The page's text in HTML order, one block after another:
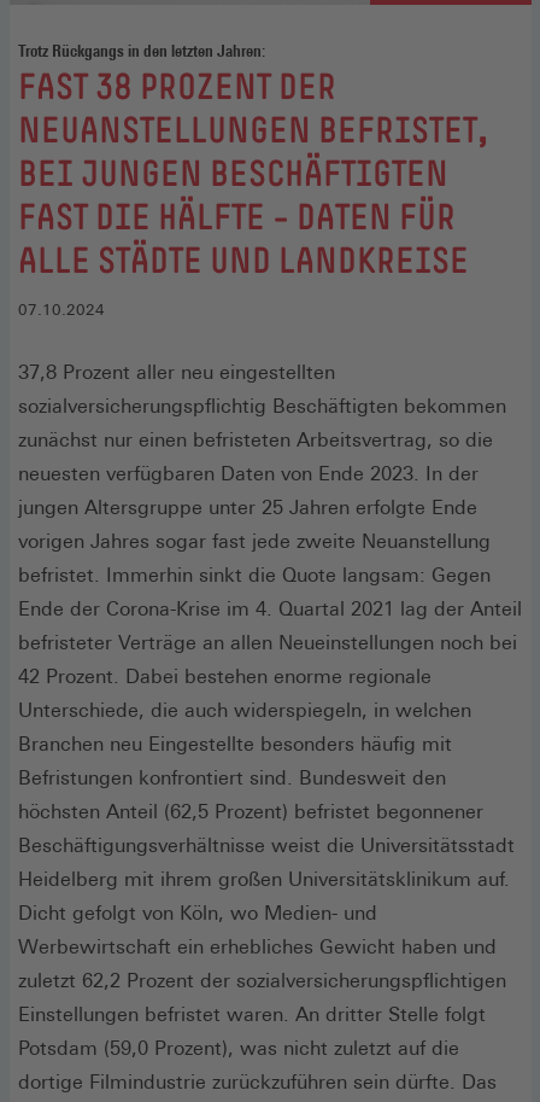
Trotz Rückgangs in den letzten Jahren:
:
FAST 38 PROZENT DER
NEUANSTELLUNGEN BEFRISTET,
BEI JUNGEN BESCHÄFTIGTEN
FAST DIE HÄLFTE – DATEN FÜR
ALLE STÄDTE UND LANDKREISE
07.10.2024
37,8 Prozent aller neu eingestellten
sozialversicherungspflichtig Beschäftigten bekommen
zunächst nur einen befristeten Arbeitsvertrag, so die
neuesten verfügbaren Daten von Ende 2023. In der
jungen Altersgruppe unter 25 Jahren erfolgte Ende
vorigen Jahres sogar fast jede zweite Neuanstellung
befristet. Immerhin sinkt die Quote langsam: Gegen
Ende der Corona-Krise im 4. Quartal 2021 lag der Anteil
befristeter Verträge an allen Neueinstellungen noch bei
42 Prozent. Dabei bestehen enorme regionale
Unterschiede, die auch widerspiegeln, in welchen
Branchen neu Eingestellte besonders häufig mit
Befristungen konfrontiert sind. Bundesweit den
höchsten Anteil (62,5 Prozent) befristet begonnener
Beschäftigungsverhältnisse weist die Universitätsstadt
Heidelberg mit ihrem großen Universitätsklinikum auf.
Dicht gefolgt von Köln, wo Medien- und
Werbewirtschaft ein erhebliches Gewicht haben und
zuletzt 62,2 Prozent der sozialversicherungspflichtigen
Einstellungen befristet waren. An dritter Stelle folgt
Potsdam (59,0 Prozent), was nicht zuletzt auf die
dortige Filmindustrie zurückzuführen sein dürfte. Das